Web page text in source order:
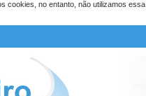
cookies, no entanto, não utilizamos